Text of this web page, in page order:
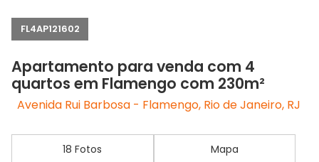
FL4AP121602
Apartamento para venda com 4
quartos em Flamengo com 230m²
Avenida Rui Barbosa - Flamengo, Rio de Janeiro, RJ
18 Fotos Mapa